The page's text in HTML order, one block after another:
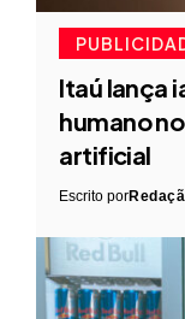
Itaú lança
humano
artificial
Escrito por